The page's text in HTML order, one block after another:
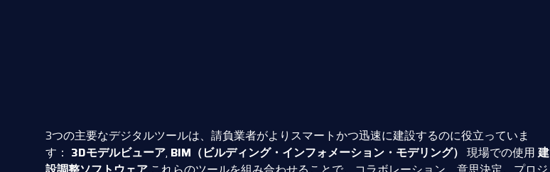
3つの主要なデジタルツールは、請負業者がよりスマートかつ迅速に建設するのに役立っていま
す： 3Dモデルビューア, BIM（ビルディング・インフォメーション・モデリング） 現場での使用建